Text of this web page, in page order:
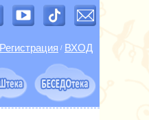
Регистрация / ВХОД